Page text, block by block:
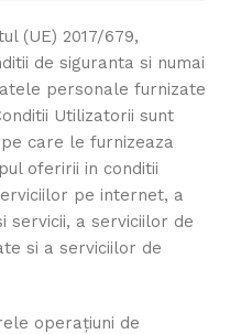
(UE) 2017/679,
de siguranta si numai
personale furnizate
Utilizatorii sunt
care le furnizeaza
oferirii in conditii
pe internet, a
servicii, a serviciilor de
si a serviciilor de
operaţiuni de